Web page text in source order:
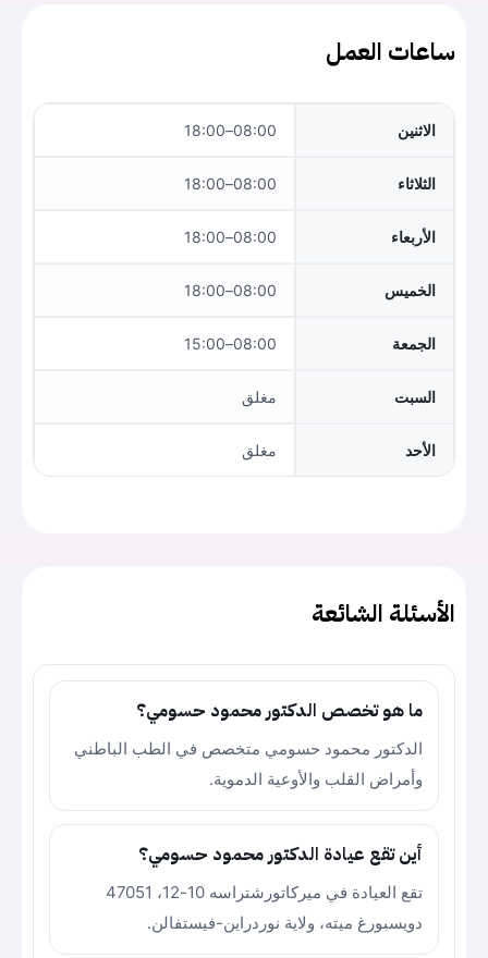
ساعات العمل
الاثنين 08:00–18:00
الثلاثاء 08:00–18:00
الأربعاء 08:00–18:00
الخميس 08:00–18:00
الجمعة 08:00–15:00
السبت مغلق
الأحد مغلق
الأسئلة الشائعة
ما هو تخصص الدكتور محمود حسومي؟
الدكتور محمود حسومي متخصص في الطب الباطني
وأمراض القلب والأوعية الدموية.
أين تقع عيادة الدكتور محمود حسومي؟
تقع العيادة في ميركاتورشتراسه 10-12، 47051
دويسبورغ ميته، ولاية نوردراين-فيستفالن.